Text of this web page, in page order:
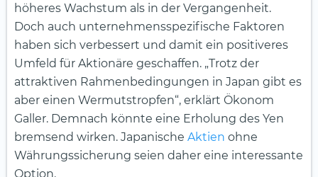
höheres Wachstum als in der Vergangenheit.
Doch auch unternehmensspezifische Faktoren
haben sich verbessert und damit ein positiveres
Umfeld für Aktionäre geschaffen. „Trotz der
attraktiven Rahmenbedingungen in Japan gibt es
aber einen Wermutstropfen“, erklärt Ökonom
Galler. Demnach könnte eine Erholung des Yen
bremsend wirken. Japanische Aktien ohne
Währungssicherung seien daher eine interessante
Option.